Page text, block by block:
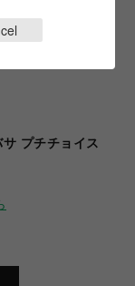
プチチョイス